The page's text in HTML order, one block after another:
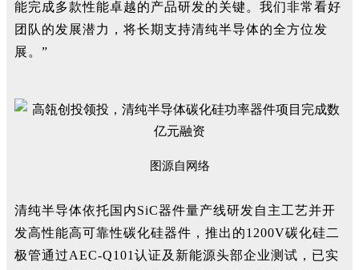
能完成多款性能卓越的产品研发的关键。我们非常看好
团队的发展潜力，将长期支持清纯半导体的全方位发
展。”
图源自网络
清纯半导体依托国内SiC器件量产线研发自主工艺并开
发高性能高可靠性碳化硅器件，推出的1200V碳化硅二
极管通过AEC-Q101认证及新能源头部企业测试，已实